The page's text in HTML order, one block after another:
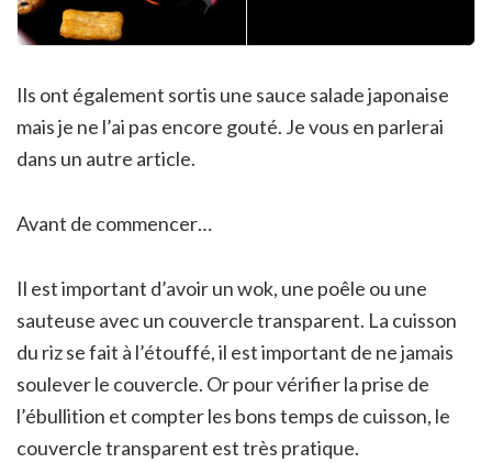
Ils ont également sortis une sauce salade japonaise
mais je ne l’ai pas encore gouté. Je vous en parlerai
dans un autre article.
Avant de commencer…
Il est important d’avoir un wok, une poêle ou une
sauteuse avec un couvercle transparent. La cuisson
du riz se fait à l’étouffé, il est important de ne jamais
soulever le couvercle. Or pour vérifier la prise de
l’ébullition et compter les bons temps de cuisson, le
couvercle transparent est très pratique.